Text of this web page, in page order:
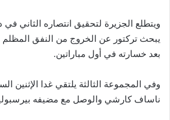
ويتطلع الجزيرة لتحقيق انتصاره الثاني
يبحث تركتور عن الخروج من النفق المظلم
بعد خسارته في أول مباراتين.
وفي المجموعة الثالثة يلتقي غدا الإثنين
ناساف كارشي والوصل مع مضيفه